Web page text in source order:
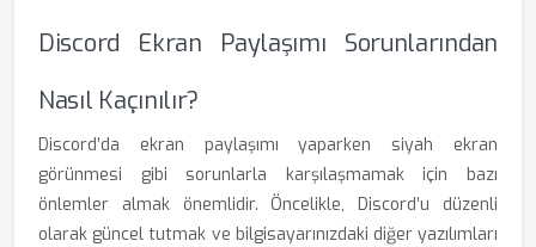
Discord Ekran Paylaşımı Sorunlarından
Nasıl Kaçınılır?
Discord’da ekran paylaşımı yaparken siyah ekran
görünmesi gibi sorunlarla karşılaşmamak için bazı
önlemler almak önemlidir. Öncelikle, Discord’u düzenli
olarak güncel tutmak ve bilgisayarınızdaki diğer yazılımları